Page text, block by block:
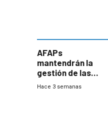
AFAPs
mantendrán la
gestión de las
cuentas
Hace 3 semanas